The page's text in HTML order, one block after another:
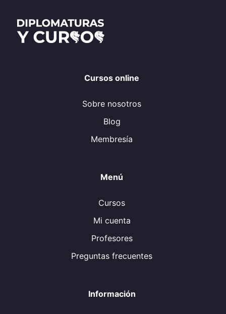
Cursos online
Sobre nosotros
Blog
Membresía
Menú
Cursos
Mi cuenta
Profesores
Preguntas frecuentes
Información